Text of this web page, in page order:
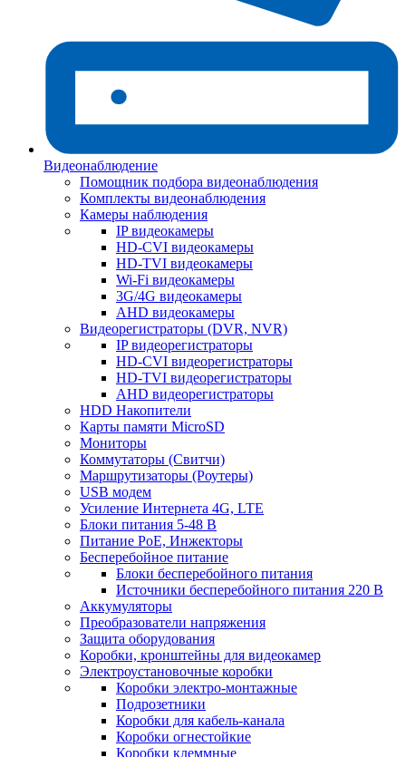
Видеонаблюдение
Помощник подбора видеонаблюдения
Комплекты видеонаблюдения
Камеры наблюдения
IP видеокамеры
HD-CVI видеокамеры
HD-TVI видеокамеры
Wi-Fi видеокамеры
3G/4G видеокамеры
AHD видеокамеры
Видеорегистраторы (DVR, NVR)
IP видеорегистраторы
HD-CVI видеорегистраторы
HD-TVI видеорегистраторы
AHD видеорегистраторы
HDD Накопители
Карты памяти MicroSD
Мониторы
Коммутаторы (Свитчи)
Маршрутизаторы (Роутеры)
USB модем
Усиление Интернета 4G, LTE
Блоки питания 5-48 В
Питание PoE, Инжекторы
Бесперебойное питание
Блоки бесперебойного питания
Источники бесперебойного питания 220 В
Аккумуляторы
Преобразователи напряжения
Защита оборудования
Коробки, кронштейны для видеокамер
Электроустановочные коробки
Коробки электро-монтажные
Подрозетники
Коробки для кабель-канала
Коробки огнестойкие
Коробки клеммные